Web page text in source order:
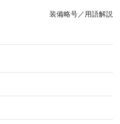
装備略号／用語解説